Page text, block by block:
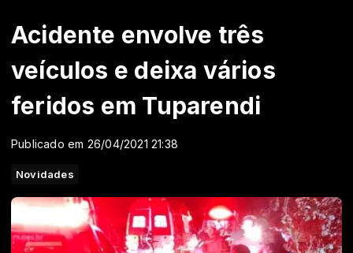
Acidente envolve três
veículos e deixa vários
feridos em Tuparendi
Publicado em 26/04/2021 21:38
Novidades